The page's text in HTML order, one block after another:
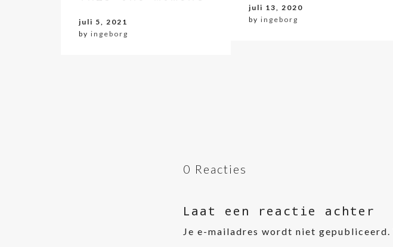
juli 5, 2021
by ingeborg
juli 13, 2020
by ingeborg
0 Reacties
Laat een reactie achter
Je e-mailadres wordt niet gepubliceerd.